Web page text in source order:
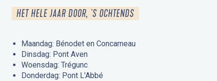
HET HELE JAAR DOOR, 'S OCHTENDS
Maandag: Bénodet en Concarneau
Dinsdag: Pont Aven
Woensdag: Trégunc
Donderdag: Pont L’Abbé